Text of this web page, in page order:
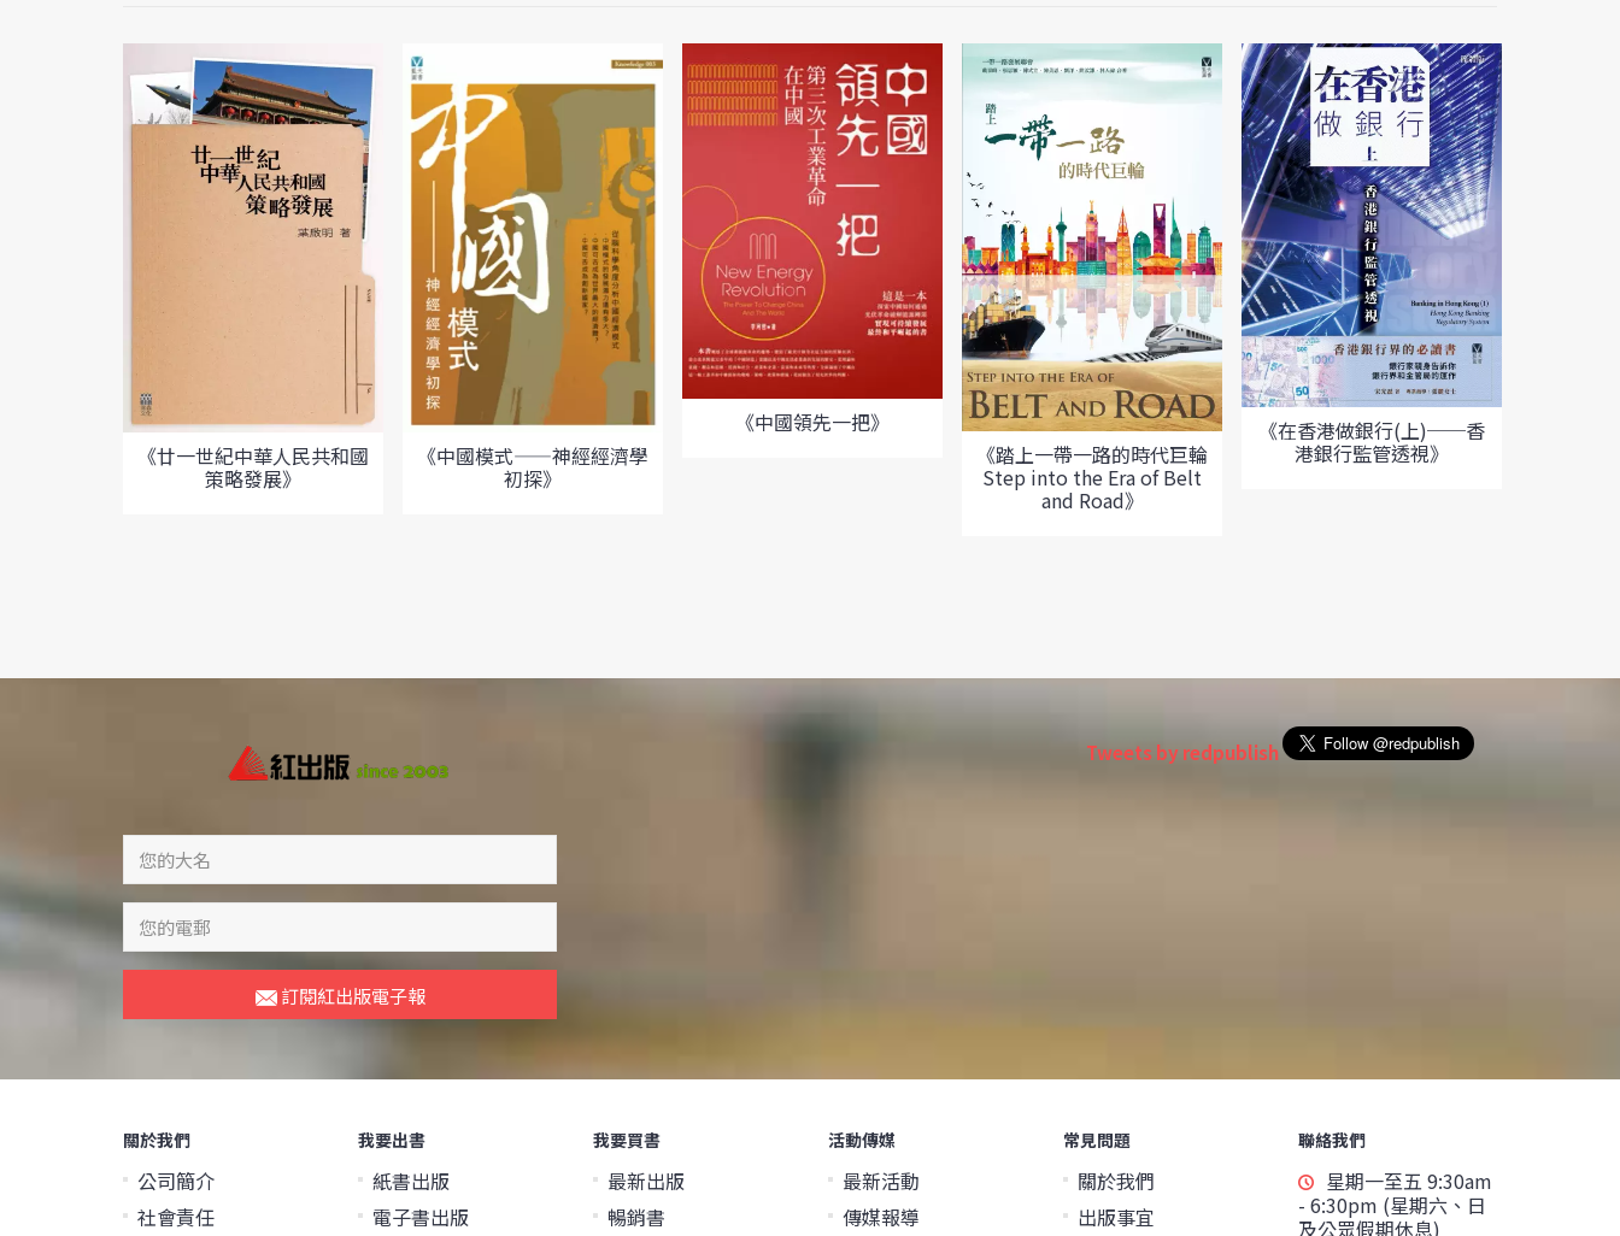
《廿一世紀中華人民共和國
策略發展》
《中國模式——神經經濟學
初探》
《中國領先一把》
《踏上一帶一路的時代巨輪
Step into the Era of Belt
and Road》
《在香港做銀行(上)──香
港銀行監管透視》
訂閱紅出版電子報
Tweets by redpublish
關於我們
公司簡介
社會責任
我要出書
紙書出版
電子書出版
我要買書
最新出版
暢銷書
活動傳媒
最新活動
傳媒報導
常見問題
關於我們
出版事宜
聯絡我們
星期一至五 9:30am
- 6:30pm (星期六、日
及公眾假期休息)